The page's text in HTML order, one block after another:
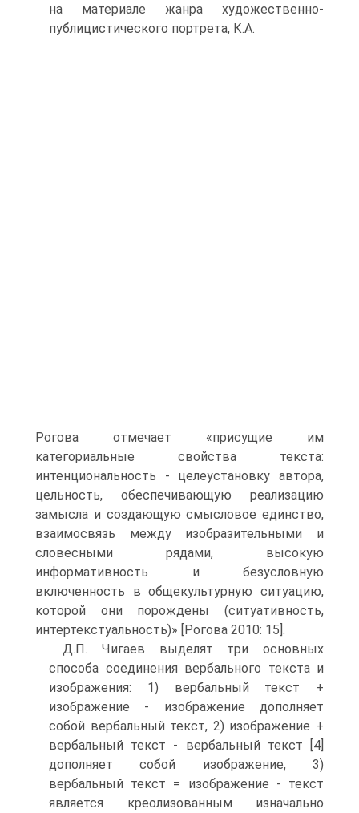
на материале жанра художественно-
публицистического портрета, К.А.
Рогова отмечает «присущие им
категориальные свойства текста:
интенциональность - целеустановку автора,
цельность, обеспечивающую реализацию
замысла и создающую смысловое единство,
взаимосвязь между изобразительными и
словесными рядами, высокую
информативность и безусловную
включенность в общекультурную ситуацию,
которой они порождены (ситуативность,
интертекстуальность)» [Рогова 2010: 15].
Д.П. Чигаев выделят три основных
способа соединения вербального текста и
изображения: 1) вербальный текст +
изображение - изображение дополняет
собой вербальный текст, 2) изображение +
вербальный текст - вербальный текст [4]
дополняет собой изображение, 3)
вербальный текст = изображение - текст
является креолизованным изначально